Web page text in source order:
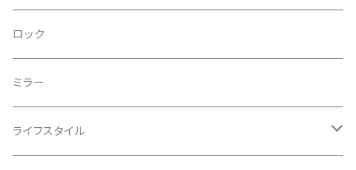
CRANKBROTHERS/クランクブラザーズ
CROSS SECTION/クロスセクション
CLIK/クリック
フレームバッグ
輪行袋
輪行小物
バイクカバー
テールライト
ロック
ミラー
ライフスタイル